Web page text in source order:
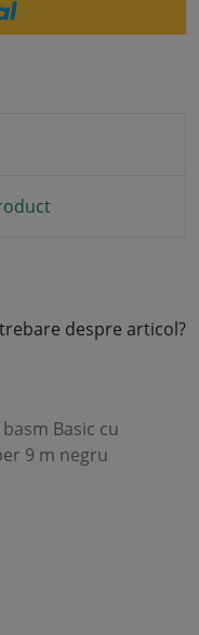
despre articol?
Basic cu
9 m negru